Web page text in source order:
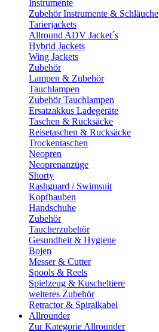
Instrumente
Zubehör Instrumente & Schläuche
Tarierjackets
Allround ADV Jacket´s
Hybrid Jackets
Wing Jackets
Zubehör
Lampen & Zubehör
Tauchlampen
Zubehör Tauchlampen
Ersatzakkus Ladegeräte
Taschen & Rucksäcke
Reisetaschen & Rucksäcke
Trockentaschen
Neopren
Neoprenanzüge
Shorty
Rashguard / Swimsuit
Kopfhauben
Handschuhe
Zubehör
Taucherzubehör
Gesundheit & Hygiene
Bojen
Messer & Cutter
Spools & Reels
Spielzeug & Kuscheltiere
weiteres Zubehör
Retractor & Spiralkabel
Allrounder
Zur Kategorie Allrounder